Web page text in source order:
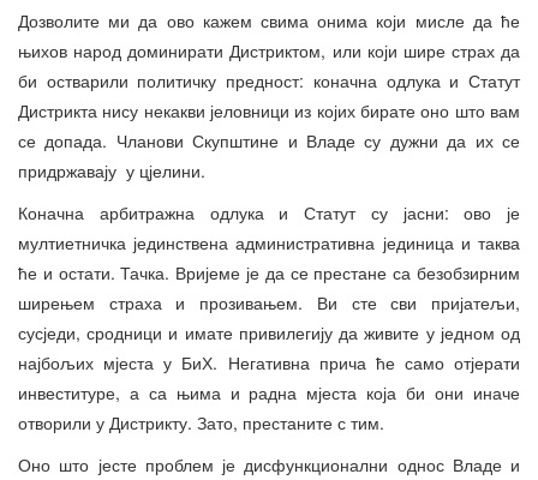
Дозволите ми да ово кажем свима онима који мисле да ће
њихов народ доминирати Дистриктом, или који шире страх да
би остварили политичку предност: коначна одлука и Статут
Дистрикта нису некакви јеловници из којих бирате оно што вам
се допада. Чланови Скупштине и Владе су дужни да их се
придржавају у цјелини.
Коначна арбитражна одлука и Статут су јасни: ово је
мултиетничка јединствена административна јединица и таква
ће и остати. Тачка. Вријеме је да се престане са безобзирним
ширењем страха и прозивањем. Ви сте сви пријатељи,
сусједи, сродници и имате привилегију да живите у једном од
најбољих мјеста у БиХ. Негативна прича ће само отјерати
инвеституре, а са њима и радна мјеста која би они иначе
отворили у Дистрикту. Зато, престаните с тим.
Оно што јесте проблем је дисфункционални однос Владе и